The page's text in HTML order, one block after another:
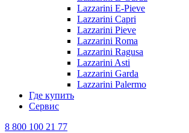
Lazzarini E-Pieve
Lazzarini Capri
Lazzarini Pieve
Lazzarini Roma
Lazzarini Ragusa
Lazzarini Asti
Lazzarini Garda
Lazzarini Palermo
Где купить
Сервис
8 800 100 21 77